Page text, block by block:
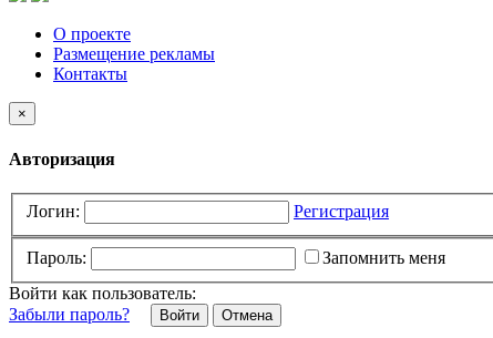
О проекте
Размещение рекламы
Контакты
×
Авторизация
Логин: Регистрация
Пароль:
Запомнить меня
Войти как пользователь:
Забыли пароль?
Отмена